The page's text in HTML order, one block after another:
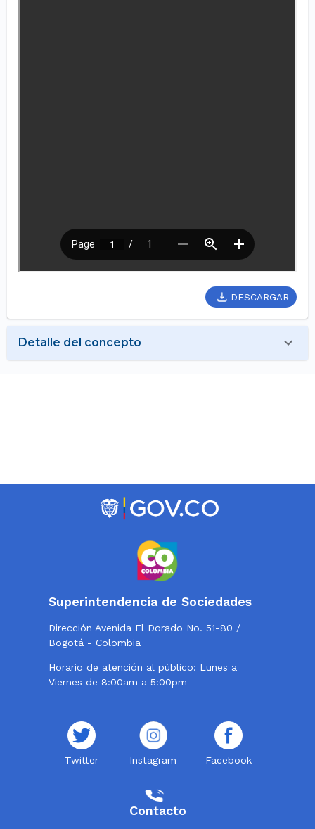
DESCARGAR
Detalle del concepto
Superintendencia de Sociedades
Dirección Avenida El Dorado No. 51-80 /
Bogotá - Colombia
Horario de atención al público: Lunes a
Viernes de 8:00am a 5:00pm
Twitter Instagram Facebook
Contacto